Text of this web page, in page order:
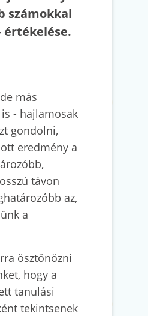
számokkal
értékelése.
más
- hajlamosak
gondolni,
eredmény a
távon
az,
a
ösztönözni
hogy a
tanulási
tekintsenek